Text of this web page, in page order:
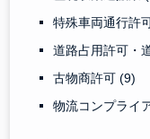
特殊車両通行許
道路占用許可・
古物商許可(9)
物流コンプライ